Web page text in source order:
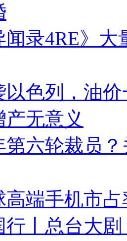
闻录4RE》
以色列，油
无意义
第六轮裁员
端手机市
行丨总台大